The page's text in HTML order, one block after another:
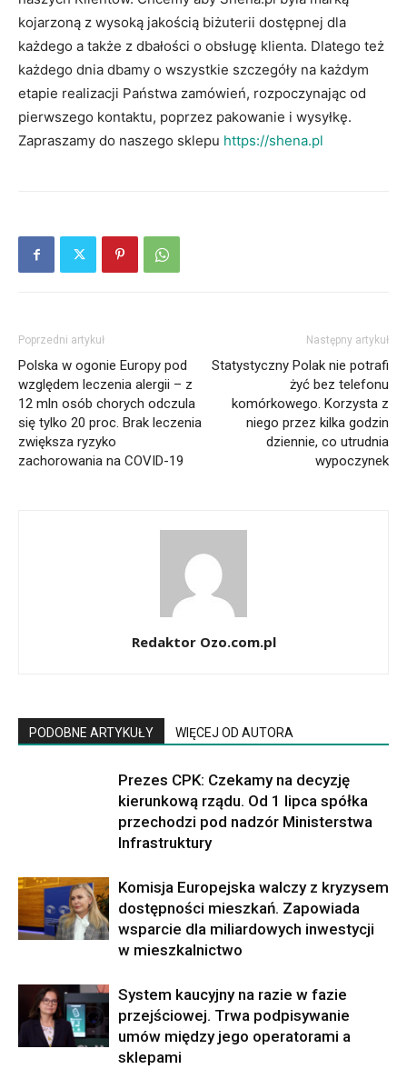
kojarzoną z wysoką jakością biżuterii dostępnej dla
każdego a także z dbałości o obsługę klienta. Dlatego też
każdego dnia dbamy o wszystkie szczegóły na każdym
etapie realizacji Państwa zamówień, rozpoczynając od
pierwszego kontaktu, poprzez pakowanie i wysyłkę.
Zapraszamy do naszego sklepu https://shena.pl
Poprzedni artykuł
Polska w ogonie Europy pod
względem leczenia alergii – z
12 mln osób chorych odczula
się tylko 20 proc. Brak leczenia
zwiększa ryzyko
zachorowania na COVID-19
Następny artykuł
Statystyczny Polak nie potrafi
żyć bez telefonu
komórkowego. Korzysta z
niego przez kilka godzin
dziennie, co utrudnia
wypoczynek
Redaktor Ozo.com.pl
PODOBNE ARTYKUŁY WIĘCEJ OD AUTORA
Prezes CPK: Czekamy na decyzję
kierunkową rządu. Od 1 lipca spółka
przechodzi pod nadzór Ministerstwa
Infrastruktury
Komisja Europejska walczy z kryzysem
dostępności mieszkań. Zapowiada
wsparcie dla miliardowych inwestycji
w mieszkalnictwo
System kaucyjny na razie w fazie
przejściowej. Trwa podpisywanie
umów między jego operatorami a
sklepami